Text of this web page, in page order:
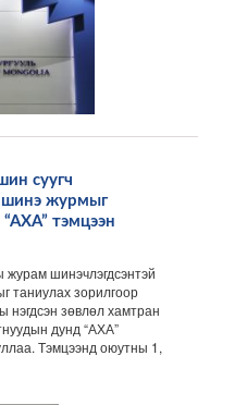
суугч
шинэ журмыг
тэмцээн
шинэчлэгдсэнтэй
таниулах зорилгоор
зөвлөл хамтран
дунд “АХА”
Тэмцээнд оюутны 1,